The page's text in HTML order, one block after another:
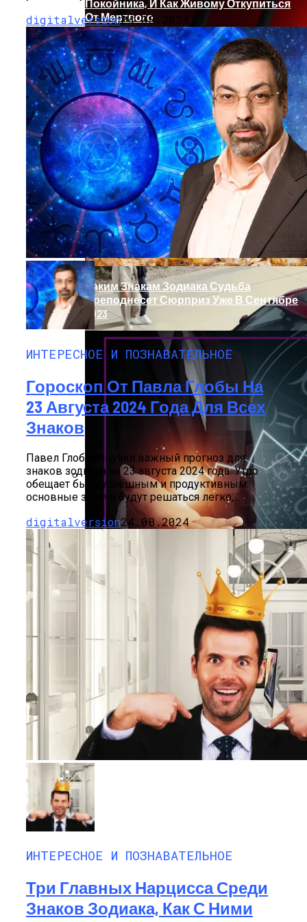
Обновление: Семейства Автомобилей
Mercedes-Benz GLE
Дебютировал Крупный Кроссовер
Mazda CX-90: Неужели Только Для США?
Покойника, И Как Живому Откупиться
От Мертвого
Каким Знакам Зодиака Судьба
Преподнесет Сюрприз Уже В Сентябре
2023
Карьерный Гороскоп Для Всех Знаков
Зодиака На Сентябрь 2023 Года
digitalversion24.08.2024
ИНТЕРЕСНОЕ И ПОЗНАВАТЕЛЬНОЕ
Гороскоп От Павла Глобы На
23 Августа 2024 Года Для Всех
Знаков
Павел Глоба озвучил важный прогноз для
знаков зодиака на 23 августа 2024 года. Утро
обещает быть успешным и продуктивным:
основные задачи будут решаться легко,...
digitalversion24.08.2024
ИНТЕРЕСНОЕ И ПОЗНАВАТЕЛЬНОЕ
Три Главных Нарцисса Среди
Знаков Зодиака, Как С Ними